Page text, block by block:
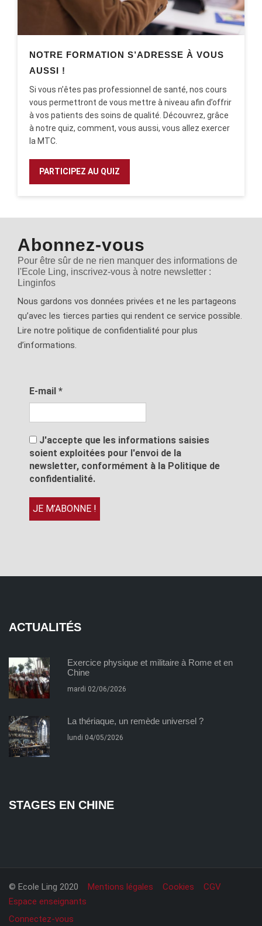
NOTRE FORMATION S’ADRESSE À VOUS
AUSSI !
Si vous n’êtes pas professionnel de santé, nos cours
vous permettront de vous mettre à niveau afin d’offrir
à vos patients des soins de qualité. Découvrez, grâce
à notre quiz, comment, vous aussi, vous allez exercer
la MTC.
PARTICIPEZ AU QUIZ
Abonnez-vous
Pour être sûr de ne rien manquer des informations de
l'Ecole Ling, inscrivez-vous à notre newsletter :
Linginfos
Nous gardons vos données privées et ne les partageons
qu’avec les tierces parties qui rendent ce service possible.
Lire notre politique de confidentialité pour plus
d’informations.
E-mail *
J'accepte que les informations saisies
soient exploitées pour l'envoi de la
newsletter, conformément à la Politique de
confidentialité.
ACTUALITÉS
Exercice physique et militaire à Rome et en
Chine
mardi 02/06/2026
La thériaque, un remède universel ?
lundi 04/05/2026
STAGES EN CHINE
© Ecole Ling 2020 Mentions légales Cookies
CGV
Espace enseignants
Connectez-vous